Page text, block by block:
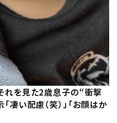
れを見た2歳息子の“衝撃
い配慮（笑）」「お顔はか